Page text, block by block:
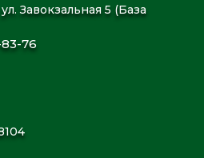
Завокзальная 5 (База
76